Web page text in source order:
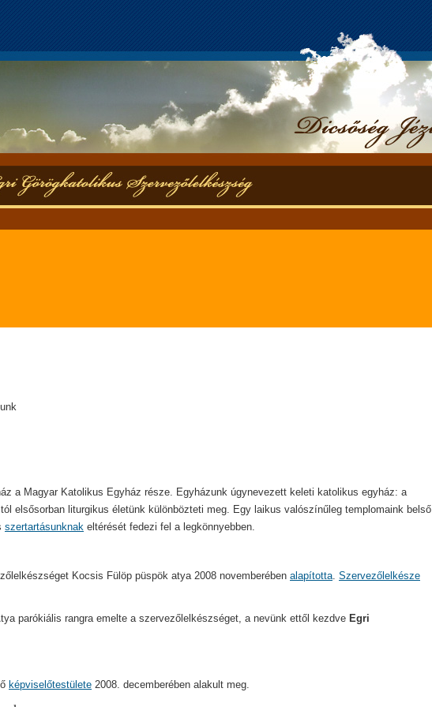
a Magyar Katolikus Egyház része. Egyházunk úgynevezett keleti katolikus egyház: a
elsősorban liturgikus életünk különbözteti meg. Egy laikus valószínűleg templomaink belső
szertartásunknak eltérését fedezi fel a legkönnyebben.
Kocsis Fülöp püspök atya 2008 novemberében alapította Szervezőlelkésze
parókiális rangra emelte a szervezőlelkészséget, a nevünk ettől kezdve Egri
képviselőtestülete 2008. decemberében alakult meg.